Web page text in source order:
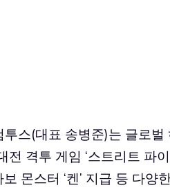
스(대표 송병준)는 글로벌
전 격투 게임 ‘스트리트 파
몬스터 ‘켄’ 지급 등 다